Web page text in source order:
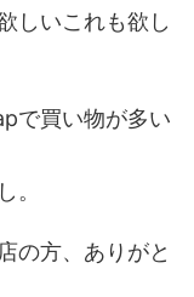
しいこれも欲し
で買い物が多い
。
の方、ありがと